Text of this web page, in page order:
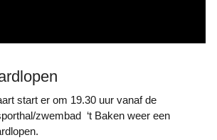
zwembad ‘t Baken weer een